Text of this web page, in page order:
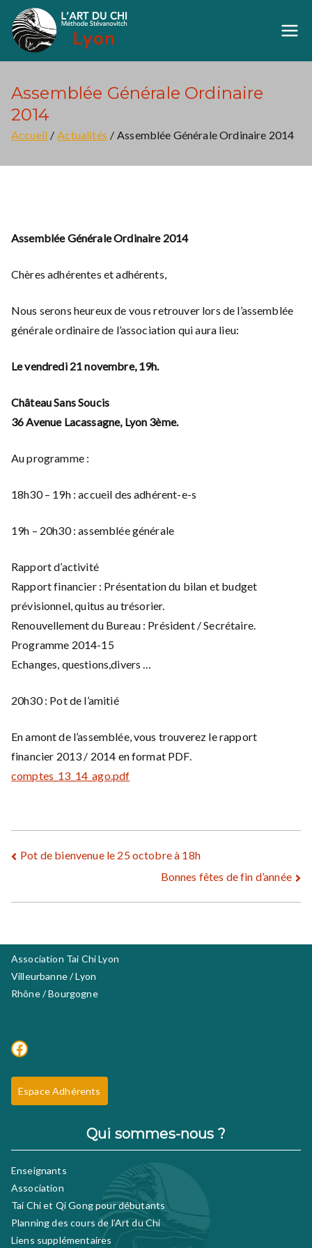
Aller
contenu
Assemblée Générale Ordinaire
2014
Accueil Actualités Assemblée Générale Ordinaire 2014
Assemblée Générale Ordinaire 2014
Chères adhérentes et adhérents,
Nous serons heureux de vous retrouver lors de l’assemblée
générale ordinaire de l’association qui aura lieu:
Le vendredi 21 novembre, 19h.
Château Sans Soucis
36 Avenue Lacassagne, Lyon 3ème.
Au programme :
18h30 – 19h : accueil des adhérent-e-s
19h – 20h30 : assemblée générale
Rapport d’activité
Rapport financier : Présentation du bilan et budget
prévisionnel, quitus au trésorier.
Renouvellement du Bureau : Président / Secrétaire.
Programme 2014-15
Echanges, questions,divers …
20h30 : Pot de l’amitié
En amont de l’assemblée, vous trouverez le rapport
financier 2013 / 2014 en format PDF.
comptes_13_14_ago.pdf
Navigation
Pot de bienvenue le 25 octobre à 18h
Bonnes fêtes de fin d’année
Association Tai Chi Lyon
Villeurbanne / Lyon
Rhône / Bourgogne
Facebook
Espace Adhérents
Qui sommes-nous ?
Enseignants
Association
Tai Chi et Qi Gong pour débutants
Planning des cours de l’Art du Chi
Liens supplémentaires